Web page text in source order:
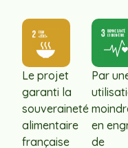
Le projet
garanti la
souveraineté
alimentaire
française
Par
en
de